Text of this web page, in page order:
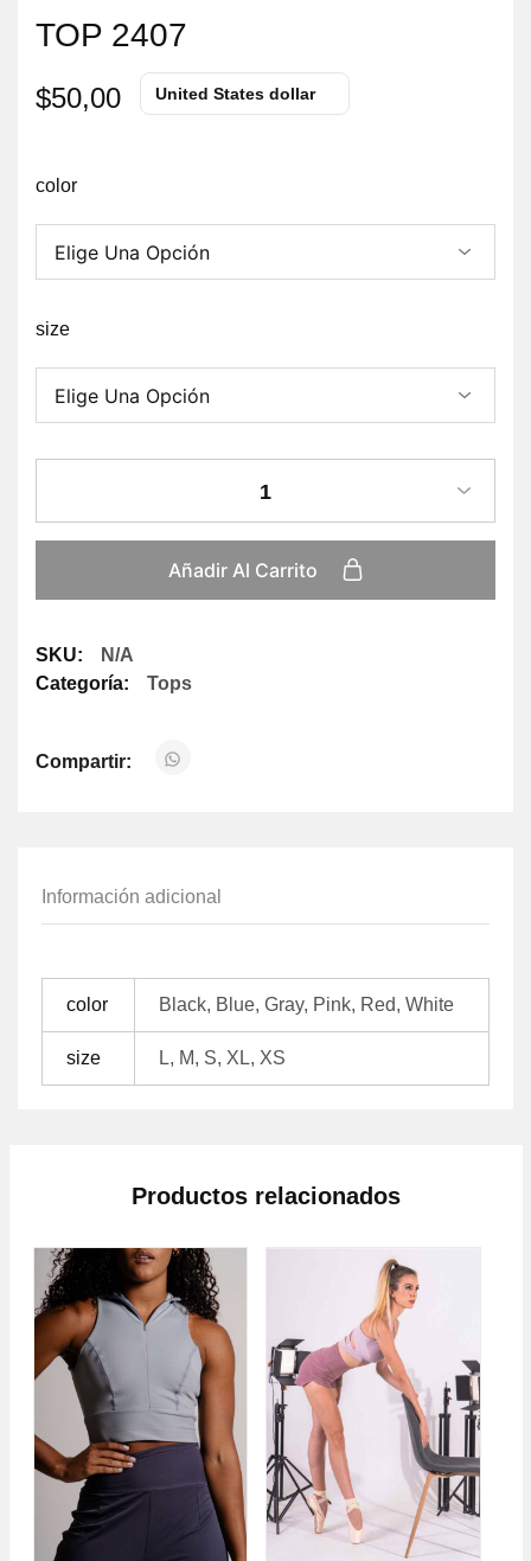
TOP 2407
$50,00 United States dollar
color
size
1
Añadir Al Carrito
SKU:
N/A
Categoría:
Tops
Compartir:
Información adicional
color Black, Blue, Gray, Pink, Red, White
size L, M, S, XL, XS
Productos relacionados